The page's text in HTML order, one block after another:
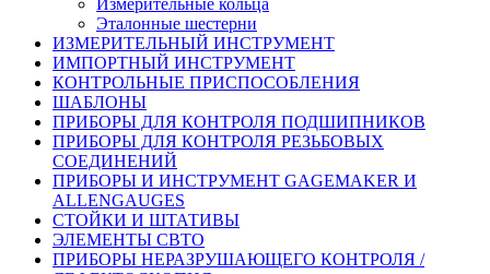
Измерительные кольца
Эталонные шестерни
ИЗМЕРИТЕЛЬНЫЙ ИНСТРУМЕНТ
ИМПОРТНЫЙ ИНСТРУМЕНТ
КОНТРОЛЬНЫЕ ПРИСПОСОБЛЕНИЯ
ШАБЛОНЫ
ПРИБОРЫ ДЛЯ КОНТРОЛЯ ПОДШИПНИКОВ
ПРИБОРЫ ДЛЯ КОНТРОЛЯ РЕЗЬБОВЫХ
СОЕДИНЕНИЙ
ПРИБОРЫ И ИНСТРУМЕНТ GAGEMAKER И
ALLENGAUGES
СТОЙКИ И ШТАТИВЫ
ЭЛЕМЕНТЫ СВТО
ПРИБОРЫ НЕРАЗРУШАЮЩЕГО КОНТРОЛЯ /